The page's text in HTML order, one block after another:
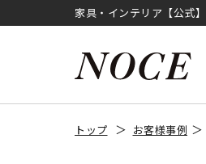
家具・インテリア【公式
トップ お客様事例